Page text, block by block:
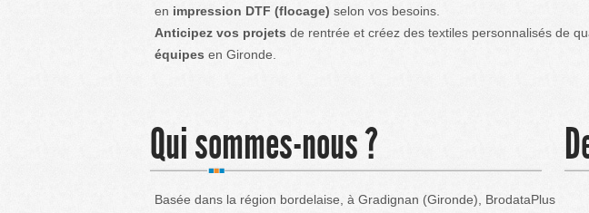
en impression DTF (flocage) selon vos besoins.
Anticipez vos projets de rentrée et créez des textiles personnalisés de
équipes en Gironde.
Qui sommes-nous ?
Basée dans la région bordelaise, à Gradignan (Gironde), BrodataPlus